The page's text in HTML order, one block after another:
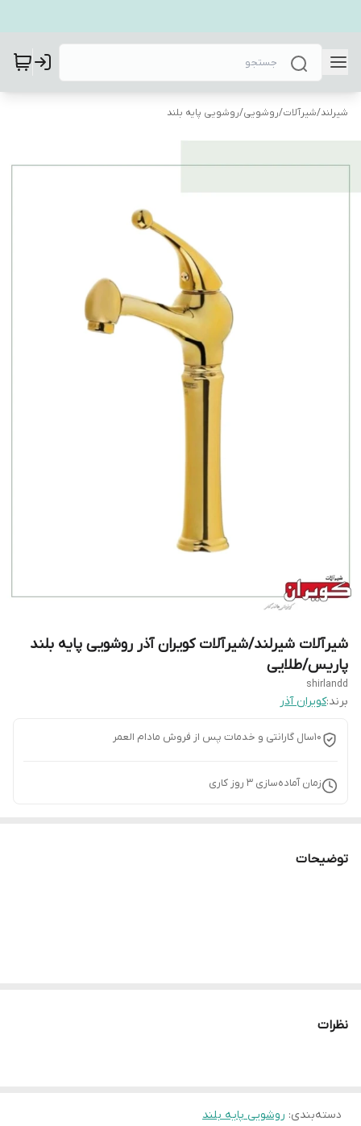
شیرلند/شیرآلات/روشویی/روشویی پایه بلند
شیرآلات شیرلند/شیرآلات کویران آذر روشویی پایه بلند
پاریس/طلایی
shirlandd
برند:کویران آذر
10سال گارانتی و خدمات پس از فروش مادام العمر
زمان آماده‌سازی 3 روز کاری
توضیحات
نظرات
دسته‌بندی: روشویی پایه بلند